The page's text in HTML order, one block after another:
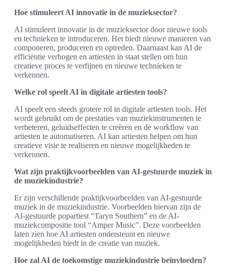
Hoe stimuleert AI innovatie in de muzieksector?
AI stimuleert innovatie in de muzieksector door nieuwe tools
en technieken te introduceren. Het biedt nieuwe manieren van
componeren, produceren en optreden. Daarnaast kan AI de
efficiëntie verhogen en artiesten in staat stellen om hun
creatieve proces te verfijnen en nieuwe technieken te
verkennen.
Welke rol speelt AI in digitale artiesten tools?
AI speelt een steeds grotere rol in digitale artiesten tools. Het
wordt gebruikt om de prestaties van muziekinstrumenten te
verbeteren, geluidseffecten te creëren en de workflow van
artiesten te automatiseren. AI kan artiesten helpen om hun
creatieve visie te realiseren en nieuwe mogelijkheden te
verkennen.
Wat zijn praktijkvoorbeelden van AI-gestuurde muziek in
de muziekindustrie?
Er zijn verschillende praktijkvoorbeelden van AI-gestuurde
muziek in de muziekindustrie. Voorbeelden hiervan zijn de
AI-gestuurde popartiest “Taryn Southern” en de AI-
muziekcompositie tool “Amper Music”. Deze voorbeelden
laten zien hoe AI artiesten ondersteunt en nieuwe
mogelijkheden biedt in de creatie van muziek.
Hoe zal AI de toekomstige muziekindustrie beïnvloeden?